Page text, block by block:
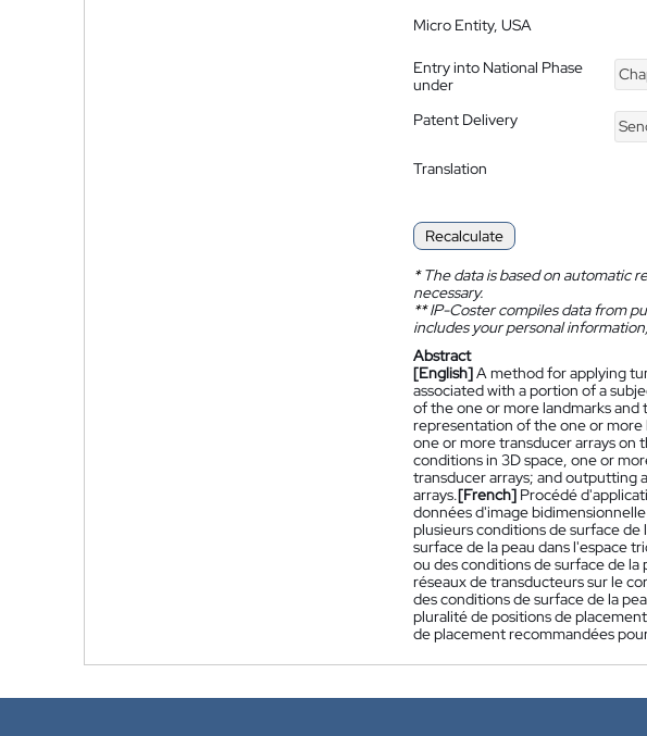
Micro Entity, USA
Entry into National Phase
under
Patent Delivery
Translation
Recalculate
*The data is based on automatic
necessary.
**IP-Coster compiles data from
includes your personal
Abstract
[English]A method for applying
associated with a portion of a
of the one or more landmarks
representation of the one or more
one or more transducer arrays on
conditions in 3D space, one or
transducer arrays; and outputting
arrays.[French] Procédé
données d'image
plusieurs conditions de surface
surface de la peau dans l'espace
ou des conditions de surface de
réseaux de transducteurs sur le
des conditions de surface de la
pluralité de positions de
de placement recommandées